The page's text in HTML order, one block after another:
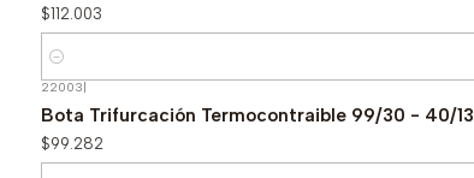
$112.003
Cantidad
22003
Bota Trifurcación Termocontraible 99/30 - 40/13
$99.282